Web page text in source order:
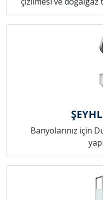
Banyolarınız için